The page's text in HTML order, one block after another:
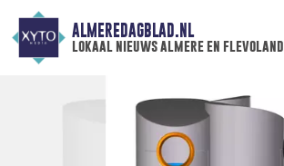
ALMEREDAGBLAD.NL
lokaal nieuws almere en flevoland